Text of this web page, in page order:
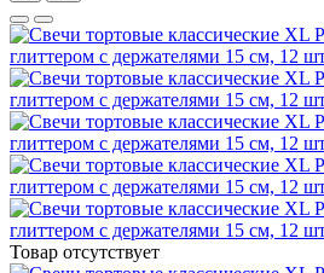
Товар отсутствует